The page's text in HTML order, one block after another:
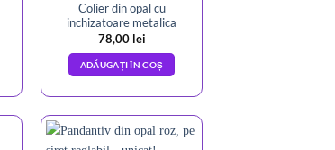
Colier din opal cu
inchizatoare metalica
78,00 lei
ADĂUGAȚI ÎN COȘ